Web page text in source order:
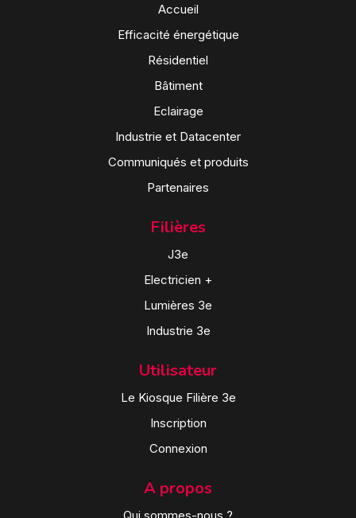
Accueil
Efficacité énergétique
Résidentiel
Bâtiment
Eclairage
Industrie et Datacenter
Communiqués et produits
Partenaires
Filières
J3e
Electricien +
Lumières 3e
Industrie 3e
Utilisateur
Le Kiosque Filière 3e
Inscription
Connexion
A propos
Qui sommes-nous ?